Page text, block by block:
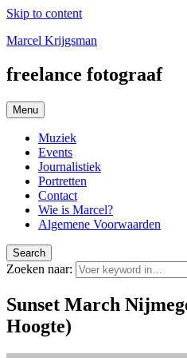
Skip to content
Marcel Krijgsman
freelance fotograaf
Menu
Muziek
Events
Journalistiek
Portretten
Contact
Wie is Marcel?
Algemene Voorwaarden
Search
Zoeken naar:
Sunset March
Hoogte)